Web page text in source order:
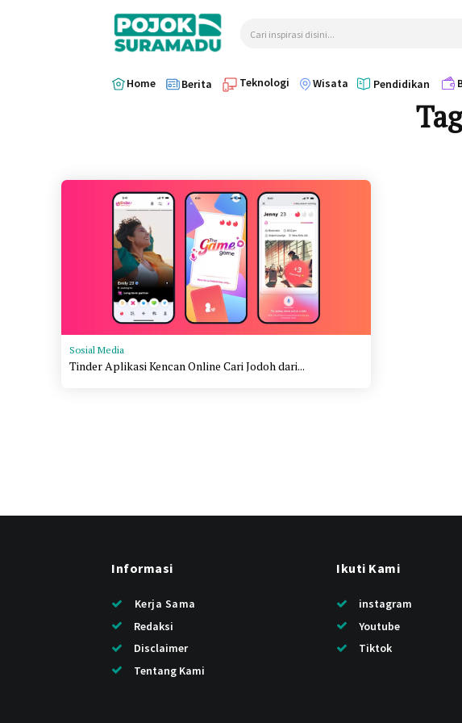
Cari inspirasi disini...
Home Berita Teknologi Wisata Pendidikan
Sosial Media
Tinder Aplikasi Kencan Online Cari Jodoh dari...
Informasi
Kerja Sama
Redaksi
Disclaimer
Tentang Kami
Ikuti Kami
instagram
Youtube
Tiktok